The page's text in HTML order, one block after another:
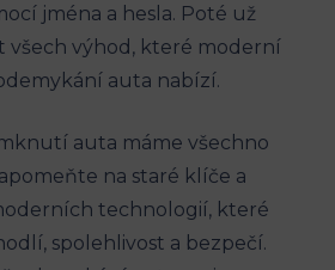
jména a hesla. Poté už
všech výhod, které moderní
auta nabízí.
auta máme všechno
na staré klíče a
technologií, které
spolehlivost a bezpečí.